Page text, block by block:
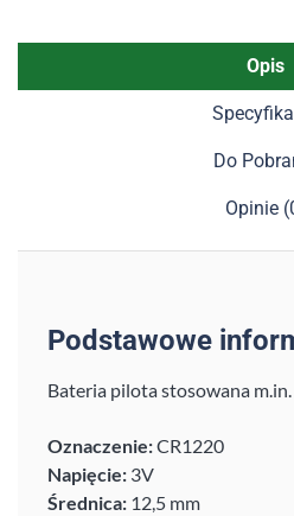
Opis
Do
Opinie
Podstawowe
Bateria pilota stosowana
Oznaczenie:CR1220
Napięcie: 3V
Średnica: 12,5 mm